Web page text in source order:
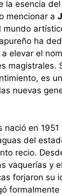
la esencia
mencionar a
mundo
ha
elevar el
magistrales.
es
nuevas
nació en 1951
del
recio.
vaquerías y
forjaron su